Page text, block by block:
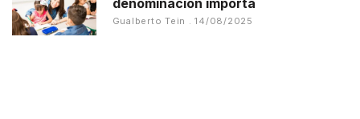
denominación importa
Gualberto Tein 14/08/2025